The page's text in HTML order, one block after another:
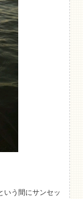
いう間にサンセッ